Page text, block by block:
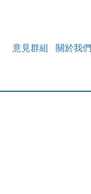
意見群組 關於我們